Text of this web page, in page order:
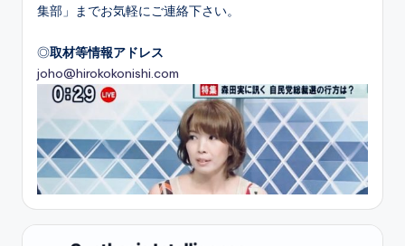
集部」までお気軽にご連絡下さい。
◎取材等情報アドレス
joho@hirokokonishi.com